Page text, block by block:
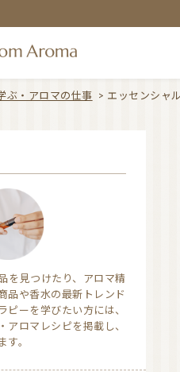
ぶ・アロマの仕事 > エッセンシャ
品や香水の最新トレンド
ーを学びたい方には、
アロマレシピを掲載し、
す。